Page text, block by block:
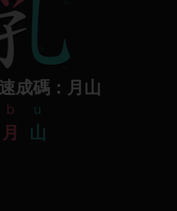
速成碼：月山
b
月
u
山